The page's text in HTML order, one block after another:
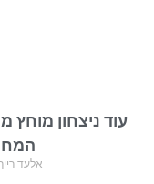
עוד ניצחון
אלעד